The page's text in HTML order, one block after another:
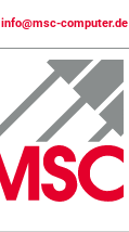
info@msc-computer.de